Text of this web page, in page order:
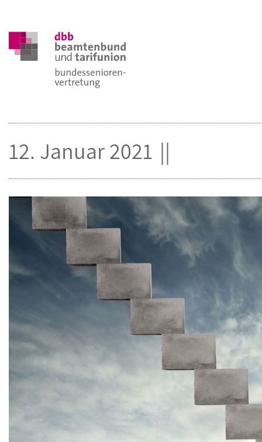
12. Januar 2021